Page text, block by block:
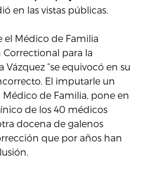
en las vistas públicas.
el Médico de Familia
para la
“se equivocó en su
El imputarle un
de Familia, pone en
de los 40 médicos
docena de galenos
que por años han